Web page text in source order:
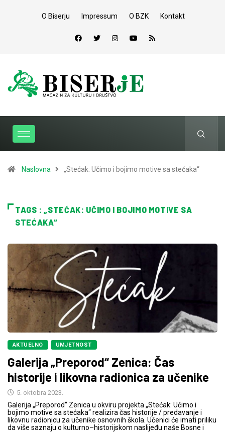
O Biserju Impressum O BZK Kontakt
Naslovna „Stećak: Učimo i bojimo motive sa stećaka“
TAGS : „STEĆAK: UČIMO I BOJIMO MOTIVE SA
STEĆAKA“
AKTUELNO UMJETNOST
Galerija „Preporod“ Zenica: Čas
historije i likovna radionica za učenike
5. oktobra 2023.
Galerija „Preporod“ Zenica u okviru projekta „Stećak: Učimo i
bojimo motive sa stećaka“ realizira čas historije / predavanje i
likovnu radionicu za učenike osnovnih škola. Učenici će imati priliku
da više saznaju o kulturno–historijskom naslijeđu naše Bosne i